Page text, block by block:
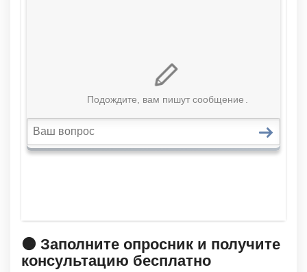
🟠 Заполните опросник и получите
консультацию бесплатно